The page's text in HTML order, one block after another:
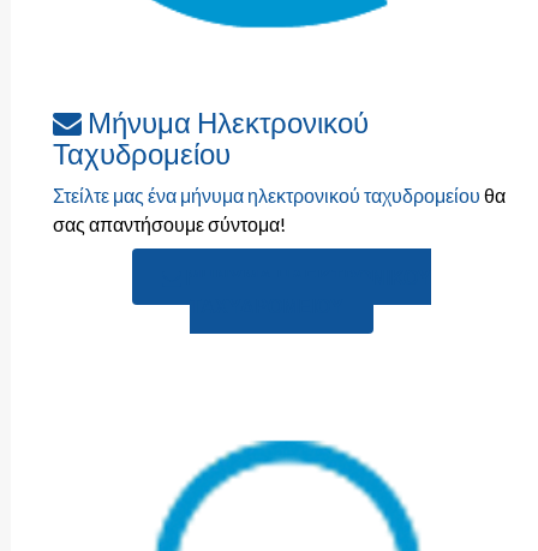
Μήνυμα Ηλεκτρονικού
Ταχυδρομείου
Στείλτε μας ένα μήνυμα ηλεκτρονικού ταχυδρομείου θα
σας απαντήσουμε σύντομα!
ΤΑΧΥΔΡΟΜΕΊΟΥ